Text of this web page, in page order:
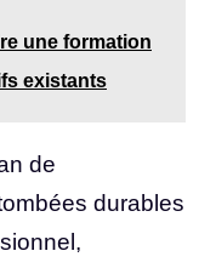
une formation
existants
de
durables